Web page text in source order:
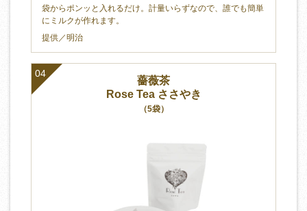
袋からポンッと入れるだけ。計量いらずなので、誰でも簡単
にミルクが作れます。
提供／明治
04
薔薇茶
Rose Tea ささやき
（5袋）